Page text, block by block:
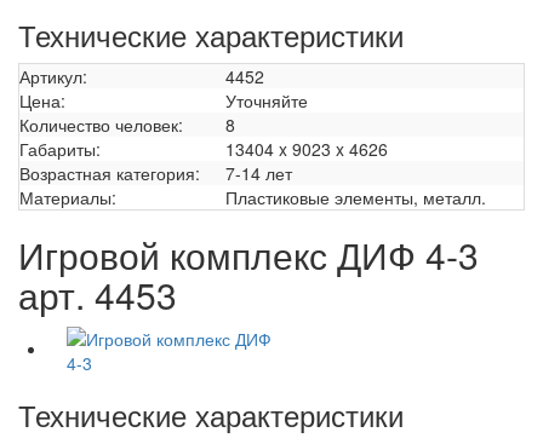
Технические характеристики
Артикул:
4452
Цена:
Уточняйте
Количество человек:
8
Габариты:
13404 x 9023 x 4626
Возрастная категория:
7-14 лет
Материалы:
Пластиковые элементы, металл.
Игровой комплекс ДИФ 4-3
арт. 4453
Технические характеристики